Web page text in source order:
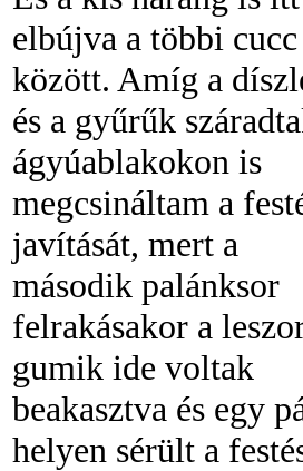
elbújva a többi cucc
között. Amíg a
és a gyűrűk
ágyúablakokon is
megcsináltam a
javítását, mert a
második palánksor
felrakásakor a
gumik ide voltak
beakasztva és egy
helyen sérült a